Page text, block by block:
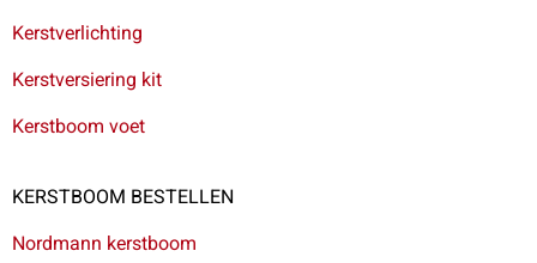
Kerstverlichting
Kerstversiering kit
Kerstboom voet
KERSTBOOM BESTELLEN
Nordmann kerstboom